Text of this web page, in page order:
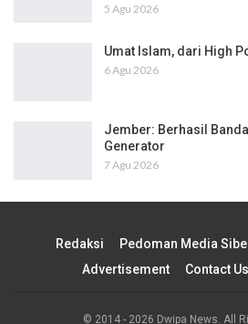
5 Agu 2026
Umat Islam, dari High
6 Agu 2026
Jember: Berhasil
Generator
7 Agu 2026
Redaksi Pedoman Media
Advertisement
Contact Us
© 2014 - 2026 Dwipa News. All